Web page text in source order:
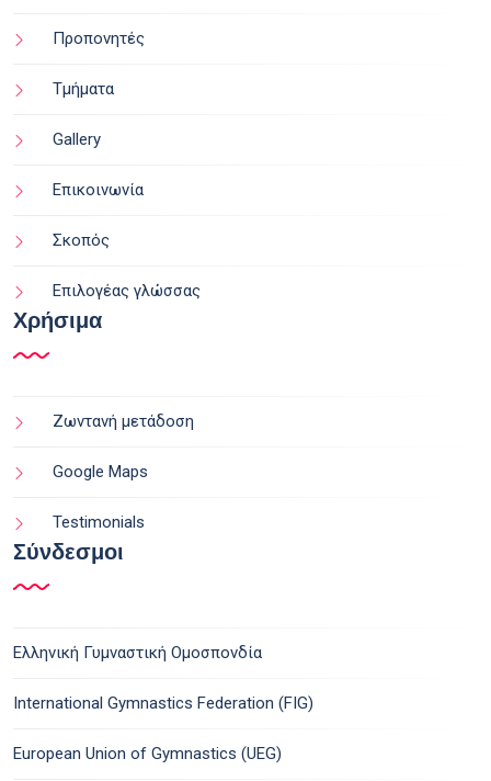
Προπονητές
Τμήματα
Gallery
Επικοινωνία
Σκοπός
Επιλογέας γλώσσας
Χρήσιμα
Ζωντανή μετάδοση
Google Maps
Testimonials
Σύνδεσμοι
Ελληνική Γυμναστική Ομοσπονδία
International Gymnastics Federation (FIG)
European Union of Gymnastics (UEG)